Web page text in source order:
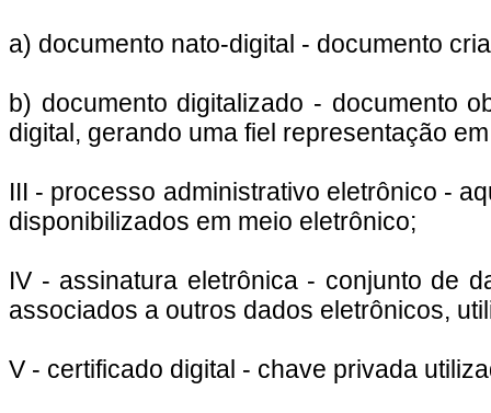
a) documento nato-digital - documento
b) documento digitalizado - documento
digital, gerando uma fiel representação
III - processo administrativo eletrônico -
disponibilizados em meio eletrônico;
IV - assinatura eletrônica - conjunto de
associados a outros dados eletrônicos,
V - certificado digital - chave privada